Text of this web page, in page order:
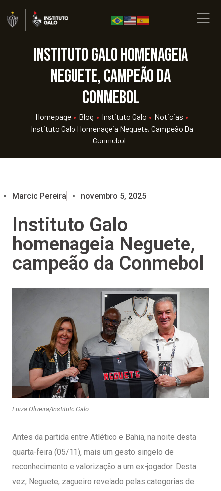
Instituto Galo homenageia
Neguete, campeão da
Conmebol
Homepage • Blog • Instituto Galo • Noticias •
Instituto Galo Homenageia Neguete, Campeão Da
Conmebol
Marcio Pereira novembro 5, 2025
Instituto Galo
homenageia Neguete,
campeão da Conmebol
Luiza Oliveira/Instituto Galo
Antes da partida entre Atlético e Bahia, na noite desta
quarta-feira (05/11), mais um gesto singelo de
reconhecimento e valorização a um ex-jogador. Desta
vez, Neguete, zagueiro revelado pelas categorias de